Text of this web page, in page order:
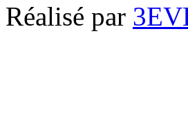
Réalisé par